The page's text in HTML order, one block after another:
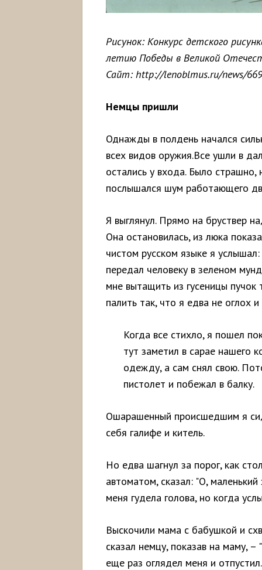
Рисунок: Конкурс детского
летию Победы в Великой
Сайт: http://lenoblmus.ru/news/
Немцы пришли
Однажды в полдень начался
всех видов оружия.Все ушли в
остались у входа. Было
послышался шум работающего
Я выглянул. Прямо на бруствер
Она остановилась, из люка
чистом русском языке я
передал человеку в зеленом
мне вытащить из гусеницы
палить так, что я едва не оглох
Когда все стихло, я пошел
тут заметил в сарае нашего
одежду, а сам снял свою.
пистолет и побежал в балку.
Ошарашенный происшедшим я
себя галифе и китель.
Но едва шагнул за порог, как
автоматом, сказал: "О,
меня гудела голова, но когда
Выскочили мама с бабушкой и
сказал немцу, показав на маму,
еще раз оглядел меня и отпустил.